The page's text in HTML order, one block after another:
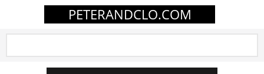
PETERANDCLO.COM